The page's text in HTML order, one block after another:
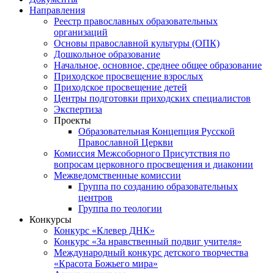
Направления
Реестр православных образовательных
организаций
Основы православной культуры (ОПК)
Дошкольное образование
Начальное, основное, среднее общее образование
Приходское просвещение взрослых
Приходское просвещение детей
Центры подготовки приходских специалистов
Экспертиза
Проекты
Образовательная Концепция Русской
Православной Церкви
Комиссия Межсоборного Присутствия по
вопросам церковного просвещения и диаконии
Межведомственные комиссии
Группа по созданию образовательных
центров
Группа по теологии
Конкурсы
Конкурс «Клевер ДНК»
Конкурс «За нравственный подвиг учителя»
Международный конкурс детского творчества
«Красота Божьего мира»